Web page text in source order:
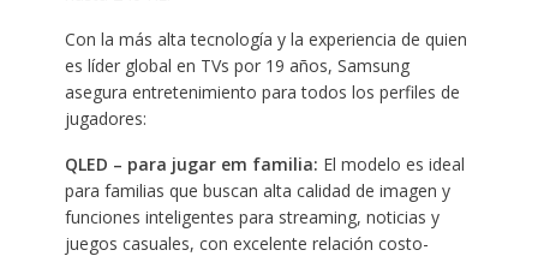
Con la más alta tecnología y la experiencia de quien
es líder global en TVs por 19 años, Samsung
asegura entretenimiento para todos los perfiles de
jugadores:
QLED – para jugar em familia: El modelo es ideal
para familias que buscan alta calidad de imagen y
funciones inteligentes para streaming, noticias y
juegos casuales, con excelente relación costo-